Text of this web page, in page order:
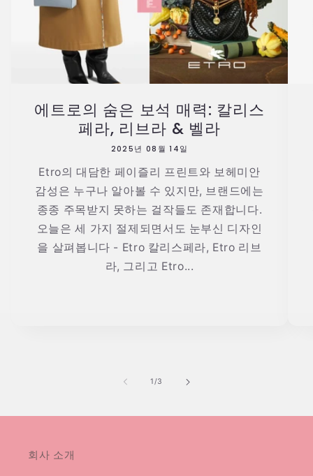
에트로의 숨은 보석 매력: 칼리스
페라, 리브라 & 벨라
2025년 08월 14일
Etro의 대담한 페이즐리 프린트와 보헤미안
감성은 누구나 알아볼 수 있지만, 브랜드에는
종종 주목받지 못하는 걸작들도 존재합니다.
오늘은 세 가지 절제되면서도 눈부신 디자인
을 살펴봅니다 - Etro 칼리스페라, Etro 리브
라, 그리고 Etro...
1/의
3
회사 소개